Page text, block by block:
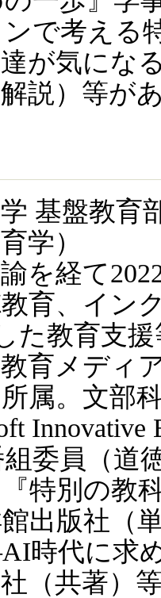
で考える
が気にな
説）等が
基盤教
学）
を経て
育、イン
た教育支
育メディ
属。文部
Innovative
組委員（道
『特別の
出版社（
時代に求
（共著）